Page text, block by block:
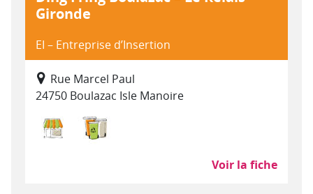
Gironde
EI – Entreprise d’Insertion
Rue Marcel Paul
24750 Boulazac Isle Manoire
Commerce, distribution
Voir la fiche